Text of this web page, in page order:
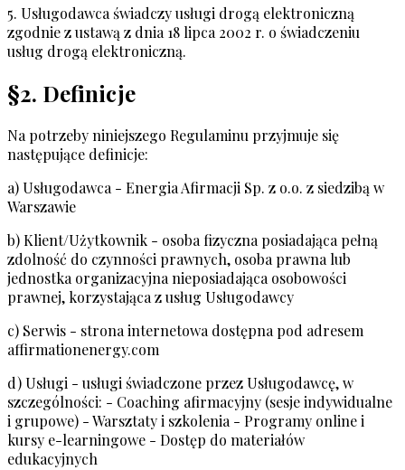
5. Usługodawca świadczy usługi drogą elektroniczną
zgodnie z ustawą z dnia 18 lipca 2002 r. o świadczeniu
usług drogą elektroniczną.
§2. Definicje
Na potrzeby niniejszego Regulaminu przyjmuje się
następujące definicje:
a) Usługodawca - Energia Afirmacji Sp. z o.o. z siedzibą w
Warszawie
b) Klient/Użytkownik - osoba fizyczna posiadająca pełną
zdolność do czynności prawnych, osoba prawna lub
jednostka organizacyjna nieposiadająca osobowości
prawnej, korzystająca z usług Usługodawcy
c) Serwis - strona internetowa dostępna pod adresem
affirmationenergy.com
d) Usługi - usługi świadczone przez Usługodawcę, w
szczególności: - Coaching afirmacyjny (sesje indywidualne
i grupowe) - Warsztaty i szkolenia - Programy online i
kursy e-learningowe - Dostęp do materiałów
edukacyjnych